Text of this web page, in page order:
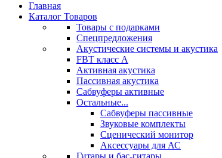
Главная
Каталог Товаров
Товары с подарками
Спецпредложения
Акустические системы и акустика
FBT класс А
Активная акустика
Пассивная акустика
Сабвуферы активные
Остальные...
Сабвуферы пассивные
Звуковые комплекты
Сценический монитор
Аксессуары для АС
Гитары и бас-гитары